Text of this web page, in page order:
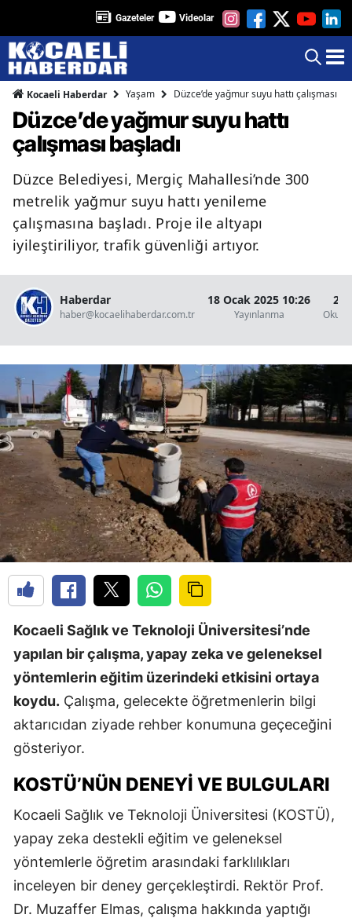
Gazeteler Videolar
Kocaeli Haberdar Yaşam Düzce’de yağmur suyu hattı çalışması
Düzce’de yağmur suyu hattı
çalışması başladı
Düzce Belediyesi, Mergiç Mahallesi’nde 300
metrelik yağmur suyu hattı yenileme
çalışmasına başladı. Proje ile altyapı
iyileştiriliyor, trafik güvenliği artıyor.
Haberdar
haber@kocaelihaberdar.com.tr
18 Ocak 2025 10:26
Yayınlanma
2
Kocaeli Sağlık ve Teknoloji Üniversitesi’nde
yapılan bir çalışma, yapay zeka ve geleneksel
yöntemlerin eğitim üzerindeki etkisini ortaya
koydu. Çalışma, gelecekte öğretmenlerin bilgi
aktarıcıdan ziyade rehber konumuna geçeceğini
gösteriyor.
KOSTÜ’NÜN DENEYI VE BULGULARI
Kocaeli Sağlık ve Teknoloji Üniversitesi (KOSTÜ),
yapay zeka destekli eğitim ve geleneksel
yöntemlerle öğretim arasındaki farklılıkları
inceleyen bir deney gerçekleştirdi. Rektör Prof.
Dr. Muzaffer Elmas, çalışma hakkında yaptığı